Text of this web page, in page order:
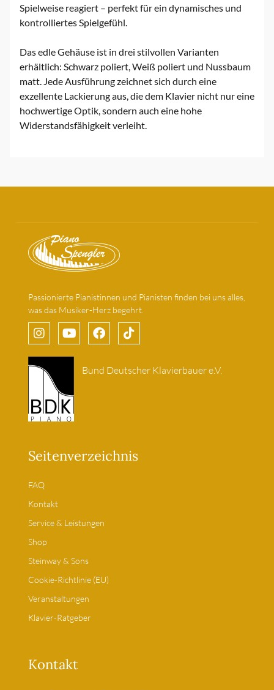
Spielweise reagiert – perfekt für ein dynamisches und
kontrolliertes Spielgefühl.
Das edle Gehäuse ist in drei stilvollen Varianten
erhältlich: Schwarz poliert, Weiß poliert und Nussbaum
matt. Jede Ausführung zeichnet sich durch eine
exzellente Lackierung aus, die dem Klavier nicht nur eine
hochwertige Optik, sondern auch eine hohe
Widerstandsfähigkeit verleiht.
Passionierte Pianistinnen und Pianisten finden bei uns alles,
was das Musiker-Herz begehrt.
Bund Deutscher Klavierbauer e.V.
Seitenverzeichnis
FAQ
Kontakt
Service & Leistungen
Shop
Steinway & Sons
Cookie-Richtlinie (EU)
Veranstaltungen
Klavier-Ratgeber
Kontakt